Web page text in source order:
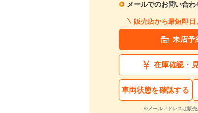
メールでのお問い合わ
販売店から最短即日
来店予
在庫確認・
車両状態を確認する
※メールアドレスは販売